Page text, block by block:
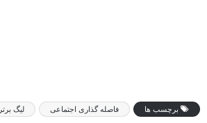
برچسب ها فاصله گذاری اجتماعی لیگ برتر